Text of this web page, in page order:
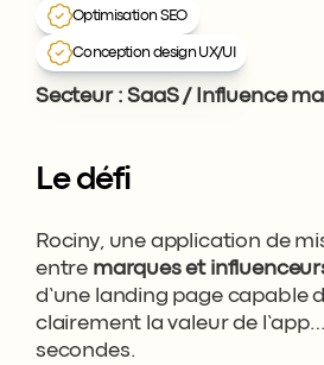
Optimisation SEO
Conception design UX/UI
Secteur : SaaS / Influence
Le défi
Rociny, une application de
entre marques et
d’une landing page capable
clairement la valeur de
secondes.